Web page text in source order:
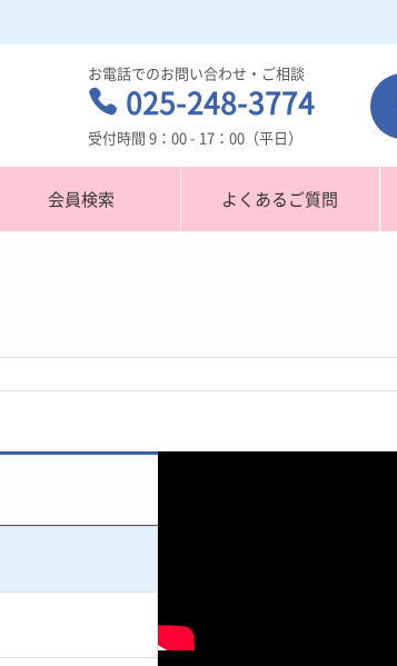
お電話でのお問い合わせ・ご相談
 025-248-3774
受付時間 9：00 - 17：00（平日）
会員検索 よくあるご質問